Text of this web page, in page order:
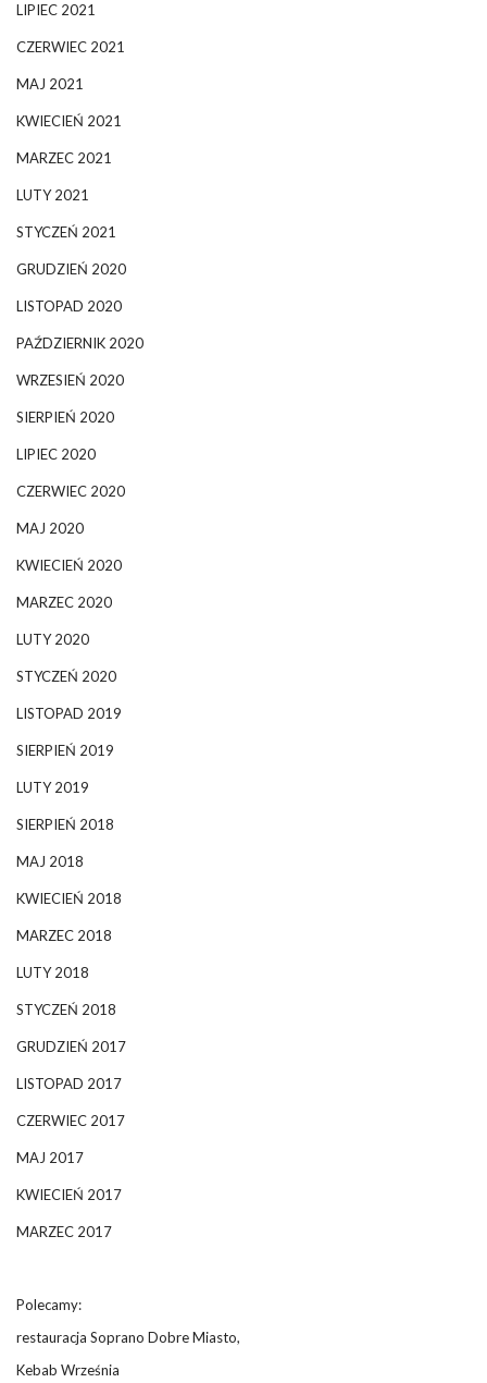
LIPIEC 2021
CZERWIEC 2021
MAJ 2021
KWIECIEŃ 2021
MARZEC 2021
LUTY 2021
STYCZEŃ 2021
GRUDZIEŃ 2020
LISTOPAD 2020
PAŹDZIERNIK 2020
WRZESIEŃ 2020
SIERPIEŃ 2020
LIPIEC 2020
CZERWIEC 2020
MAJ 2020
KWIECIEŃ 2020
MARZEC 2020
LUTY 2020
STYCZEŃ 2020
LISTOPAD 2019
SIERPIEŃ 2019
LUTY 2019
SIERPIEŃ 2018
MAJ 2018
KWIECIEŃ 2018
MARZEC 2018
LUTY 2018
STYCZEŃ 2018
GRUDZIEŃ 2017
LISTOPAD 2017
CZERWIEC 2017
MAJ 2017
KWIECIEŃ 2017
MARZEC 2017
Polecamy:
restauracja Soprano Dobre Miasto,
Kebab Września